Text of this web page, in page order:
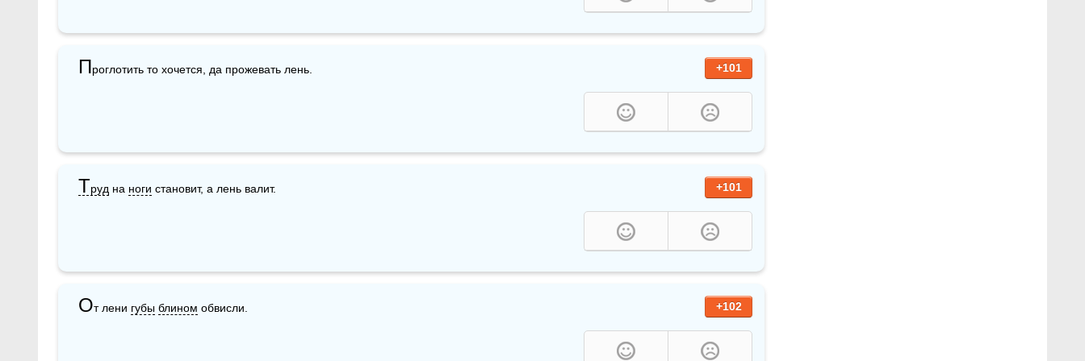
+101
Проглотить то хочется, да прожевать лень.
+101
Труд на ноги становит, а лень валит.
+102
От лени губы блином обвисли.